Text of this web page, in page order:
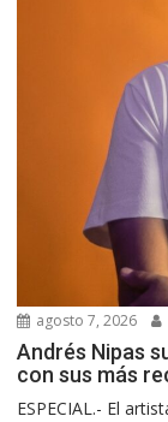
agosto 7, 2026
Andrés Nipas
con sus más
ESPECIAL.- El